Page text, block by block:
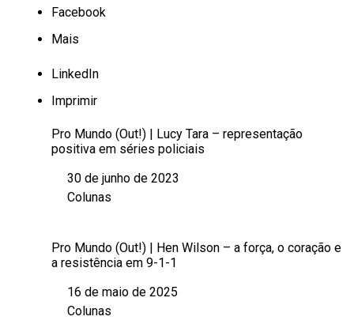
Facebook
Mais
LinkedIn
Imprimir
Pro Mundo (Out!) | Lucy Tara – representação
positiva em séries policiais
Data
30 de junho de 2023
Em relação a
Colunas
Pro Mundo (Out!) | Hen Wilson – a força, o coração e
a resistência em 9-1-1
Data16 de maio de 2025
Em relação a
Colunas